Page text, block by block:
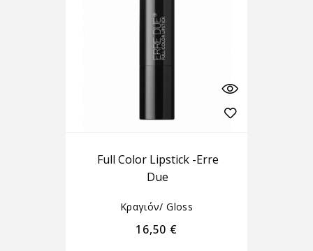
Full Color Lipstick -Erre
Due
Κραγιόν/ Gloss
16,50 €